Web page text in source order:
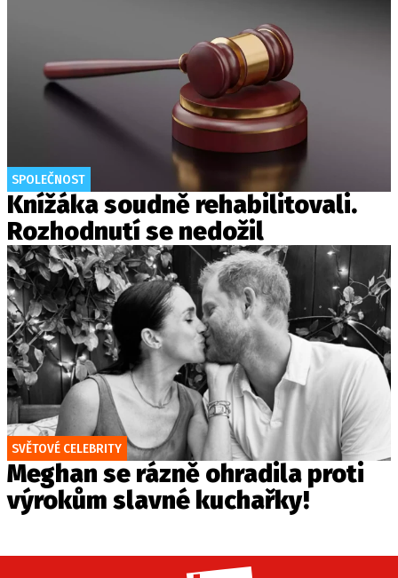
SPOLEČNOST
Knížáka soudně rehabilitovali.
Rozhodnutí se nedožil
SVĚTOVÉ CELEBRITY
Meghan se rázně ohradila proti
výrokům slavné kuchařky!